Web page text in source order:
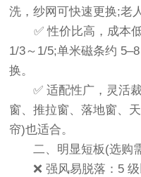
洗，纱网可快速更换;
✅ 性价比高，成本低
1/3～1/5;单米磁条约
换。
✅ 适配性广，灵活裁
窗、推拉窗、落地窗、
帘)也适合。
二、明显短板(选购
❌ 强风易脱落：5 级